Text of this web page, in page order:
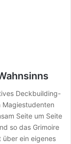
Deckbuilding-
Magiestudenten
Seite um Seite
so das Grimoire
ein eigenes